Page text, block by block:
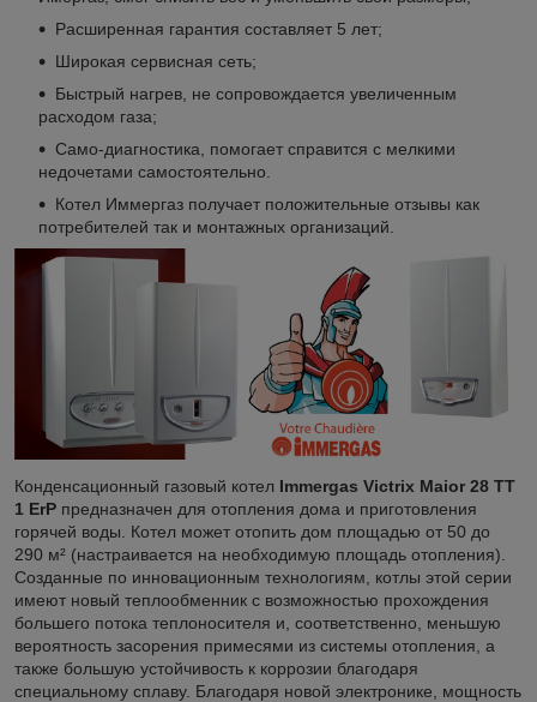
Расширенная гарантия составляет 5 лет;
Широкая сервисная сеть;
Быстрый нагрев, не сопровождается увеличенным
расходом газа;
Само-диагностика, помогает справится с мелкими
недочетами самостоятельно.
Котел Иммергаз получает положительные отзывы как
потребителей так и монтажных организаций.
Конденсационный газовый котел Immergas Victrix Maior 28 TT
1 ErP предназначен для отопления дома и приготовления
горячей воды. Котел может отопить дом площадью от 50 до
290 м² (настраивается на необходимую площадь отопления).
Созданные по инновационным технологиям, котлы этой серии
имеют новый теплообменник с возможностью прохождения
большего потока теплоносителя и, соответственно, меньшую
вероятность засорения примесями из системы отопления, а
также большую устойчивость к коррозии благодаря
специальному сплаву. Благодаря новой электронике, мощность